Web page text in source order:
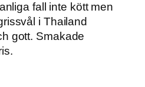
fall inte kött men
i Thailand
gott. Smakade